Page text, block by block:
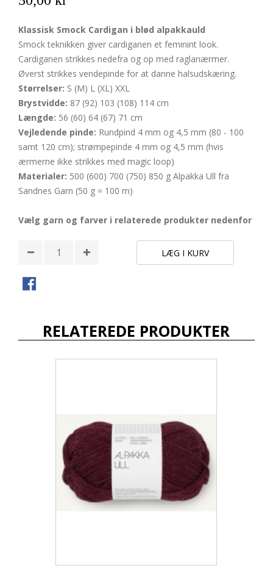
Klassisk Smock Cardigan i blød alpakkauld
Smock teknikken giver cardiganen et feminint look.
Cardiganen strikkes nedefra og op med raglanærmer.
Øverst strikkes vendepinde for at danne halsudskæring.
Størrelser: S (M) L (XL) XXL
Brystvidde: 87 (92) 103 (108) 114 cm
Længde: 56 (60) 64 (67) 71 cm
Vejledende pinde: Rundpind 4 mm og 4,5 mm (80 - 100
samt 120 cm); strømpepinde 4 mm og 4,5 mm (hvis
ærmerne ikke strikkes med magic loop)
Materialer: 500 (600) 700 (750) 850 g Alpakka Ull fra
Sandnes Garn (50 g = 100 m)
Vælg garn og farver i relaterede produkter nedenfor
LÆG I KURV
RELATEREDE PRODUKTER